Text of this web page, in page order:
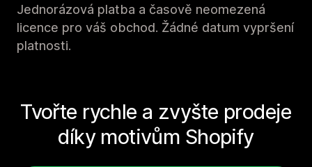
Jednorázová platba a časově neomezená
licence pro váš obchod. Žádné datum vypršení
platnosti.
Tvořte rychle a zvyšte prodeje
díky motivům Shopify